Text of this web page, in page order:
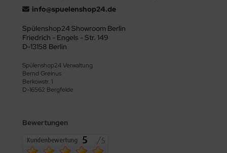
info@spuelenshop24.de
Spülenshop24 Showroom Berlin
Friedrich - Engels - Str. 149
D-13158 Berlin
Spülenshop24 Verwaltung
Bernd Greinus
Berkowstr. 1
D-16562 Bergfelde
Bewertungen